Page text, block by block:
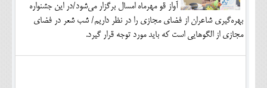
آواز قو مهرماه امسال برگزار می‌شود/در این جشنواره
بهره‌گیری شاعران از فضای مجازی را در نظر داریم/ شب شعر در فضای
مجازی از الگوهایی است که باید مورد توجه قرار گیرد.